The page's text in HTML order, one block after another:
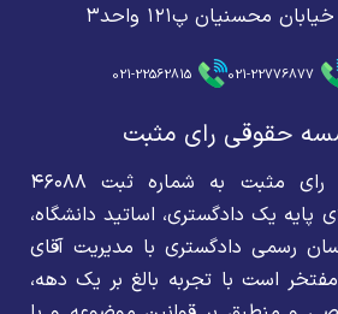
محسنیان پ۱۲۱ واحد۳
021-22776877
021-22562815
حقوقی رای مثبت
موسسه حقوقی وکلای رای مثبت به شماره ثبت ۴۶۰۸۸
پایه یک دادگستری، اساتید دانشگاه،
رسمی دادگستری با مدیریت آقای
است با تجربه بالغ بر یک دهه،